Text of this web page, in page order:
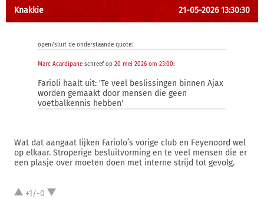
Knakkie 21-05-2026 13:30:30
open/sluit de onderstaande quote:
Marc Acardipane schreef op 20 mei 2026 om 23:00:
Farioli haalt uit: 'Te veel beslissingen binnen Ajax
worden gemaakt door mensen die geen
voetbalkennis hebben'
Wat dat aangaat lijken Fariolo’s vorige club en Feyenoord wel
op elkaar. Stroperige besluitvorming en te veel mensen die er
een plasje over moeten doen met interne strijd tot gevolg.
+1/-0